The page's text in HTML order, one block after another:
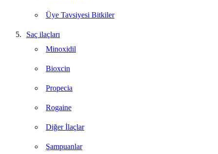
Üye Tavsiyesi Bitkiler
Saç ilaçları
Minoxidil
Bioxcin
Propecia
Rogaine
Diğer İlaçlar
Şampuanlar